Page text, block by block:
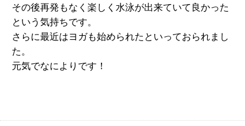
その後再発もなく楽しく水泳が出来ていて良かった
という気持ちです。
さらに最近はヨガも始められたといっておられまし
た。
元気でなによりです！